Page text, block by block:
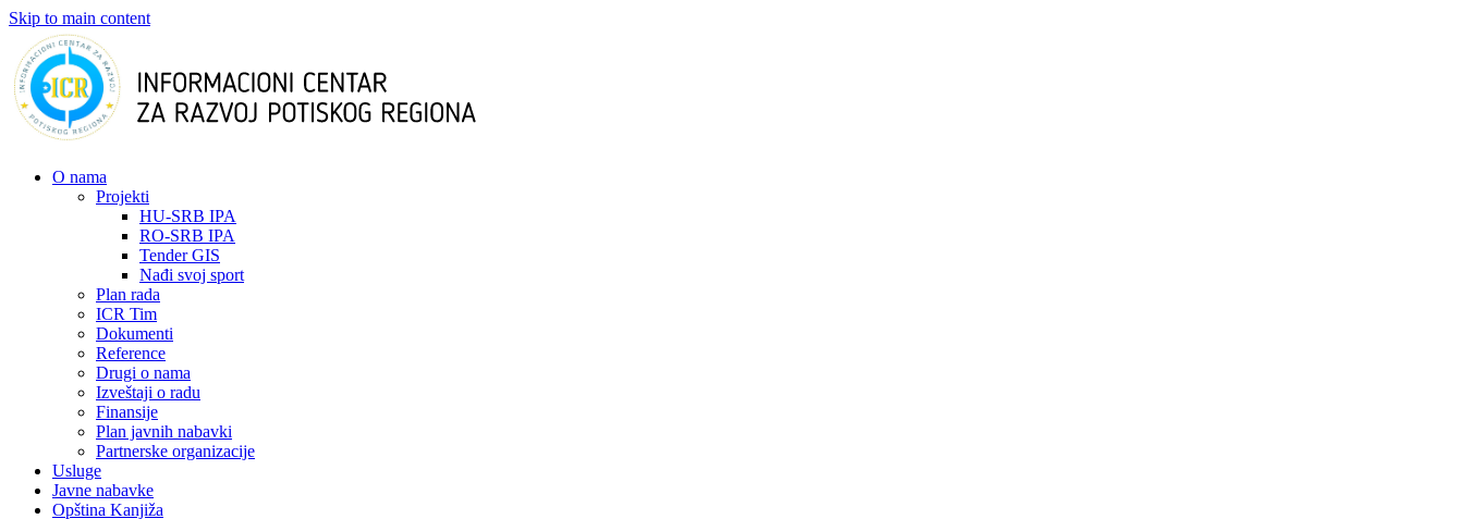
Skip to main content
О nama
Projekti
HU-SRB IPA
RO-SRB IPA
Tender GIS
Nađi svoj sport
Plan rada
ICR Tim
Dokumenti
Reference
Drugi o nama
Izveštaji o radu
Finansije
Plan javnih nabavki
Partnerske organizacije
Usluge
Javne nabavke
Opština Kanjiža